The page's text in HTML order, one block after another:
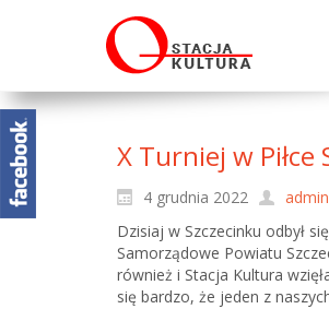
X Turniej w
4 grudnia 2022
admin
Dzisiaj w Szczecinku odbył
Samorządowe Powiatu
również i Stacja Kultura
się bardzo, że jeden z